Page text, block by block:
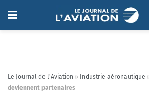
Le Journal de l'Aviation » Industrie aéronautique
deviennent partenaires